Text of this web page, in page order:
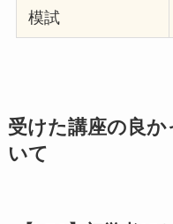
模試
受けた講座の良
いて